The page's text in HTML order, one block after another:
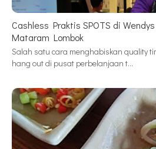
Cashless Praktis SPOTS di
Mataram Lombok
Salah satu cara menghabiskan quality
hang out di pusat perbelanjaan t…